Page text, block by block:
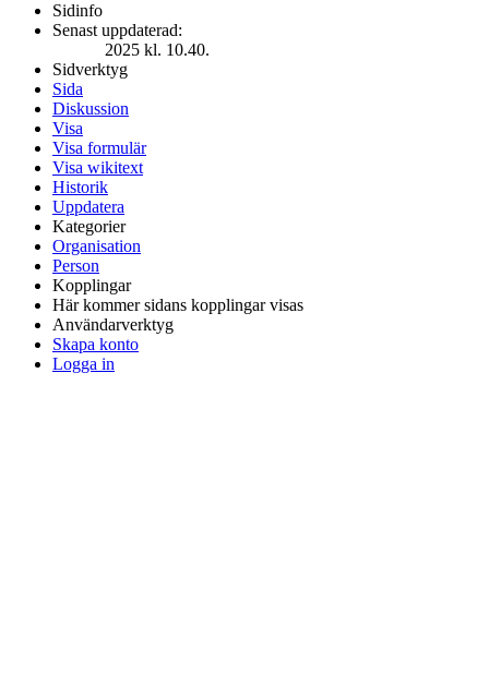
Sidinfo
Senast uppdaterad:
2025 kl. 10.40.
Sidverktyg
Sida
Diskussion
Visa
Visa formulär
Visa wikitext
Historik
Uppdatera
Kategorier
Organisation
Person
Kopplingar
Här kommer sidans kopplingar visas
Användarverktyg
Skapa konto
Logga in